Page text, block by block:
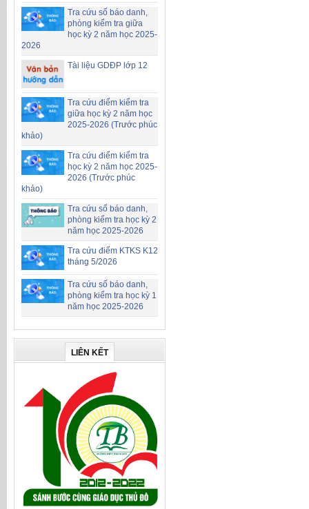
Tra cứu số báo danh,
phòng kiểm tra giữa
học kỳ 2 năm học 2025-
2026
Tài liệu GDĐP lớp 12
Tra cứu điểm kiểm tra
giữa học kỳ 2 năm học
2025-2026 (Trước phúc
khảo)
Tra cứu điểm kiểm tra
học kỳ 2 năm học 2025-
2026 (Trước phúc
khảo)
Tra cứu số báo danh,
phòng kiểm tra học kỳ 2
năm học 2025-2026
Tra cứu điểm KTKS K12
tháng 5/2026
Tra cứu số báo danh,
phòng kiểm tra học kỳ 1
năm học 2025-2026
LIÊN KẾT